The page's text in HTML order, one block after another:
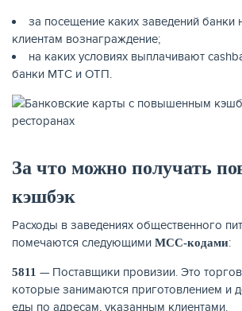
за посещение каких заведений банки
клиентам вознаграждение;
на каких условиях выплачивают
банки МТС и ОТП.
За что можно получать
кэшбэк
Расходы в заведениях общественного
помечаются следующими MCC-кодами:
5811 — Поставщики провизии. Это
которые занимаются приготовлением и
еды по адресам, указанным клиентами.